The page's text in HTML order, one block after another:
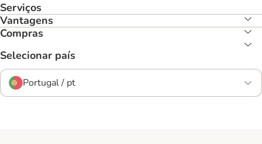
Serviços
Vantagens
Compras
Selecionar país
Portugal / pt